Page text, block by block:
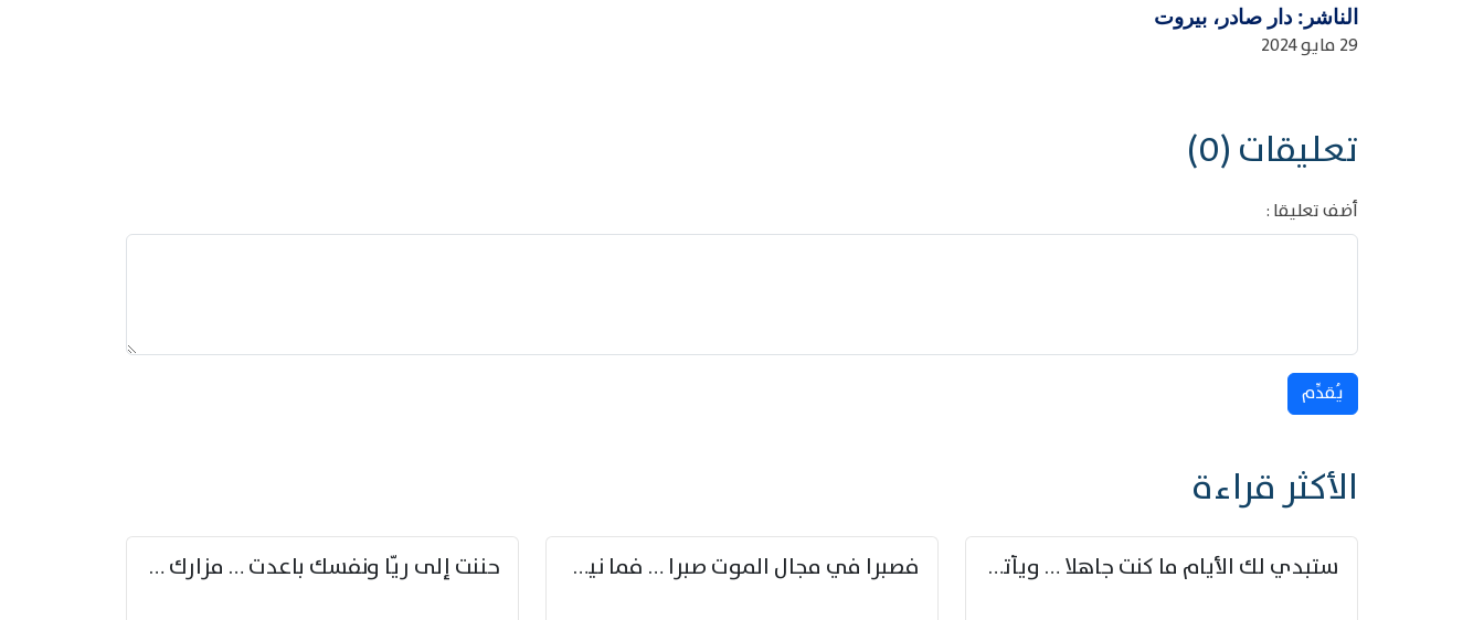
الناشر: دار صادر، بيروت
29 مايو 2024
تعليقات (0)
أضف تعليقا :
يُقدِّم
الأكثر قراءة
ستبدي لك الأيام ما كنت جاهلا … ويأتيك بالأخبار من لم تزوّد فصبرا في مجال الموت صبرا … فما نيل الخلود بمستطاع حننت إلى ريّا ونفسك باعدت … مزارك من ريّا وشعباكما معا